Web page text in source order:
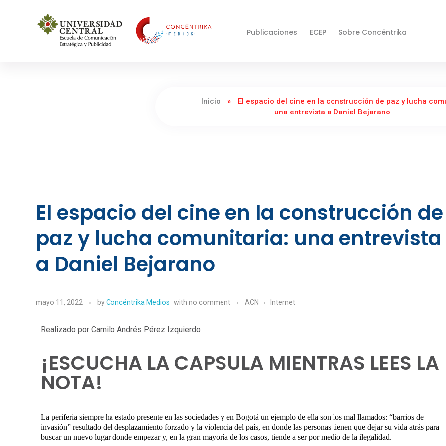
Publicaciones ECEP Sobre Concéntrika
Inicio »
El espacio del cine en la construcción de paz y lucha
una entrevista a Daniel Bejarano
El espacio del cine en la construcción de
paz y lucha comunitaria: una entrevista
a Daniel Bejarano
mayo 11, 2022 byConcéntrika Medios with no comment ACN Internet
Realizado por Camilo Andrés Pérez Izquierdo
¡ESCUCHA LA CAPSULA MIENTRAS LEES LA
NOTA!
La periferia siempre ha estado presente en las sociedades y en Bogotá un ejemplo de ella son los mal llamados: “barrios de
invasión” resultado del desplazamiento forzado y la violencia del país, en donde las personas tienen que dejar su vida atrás para
buscar un nuevo lugar donde empezar y, en la gran mayoría de los casos, tiende a ser por medio de la ilegalidad.